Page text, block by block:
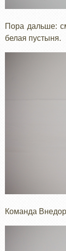
Пора дальше:
белая пустыня.
Команда